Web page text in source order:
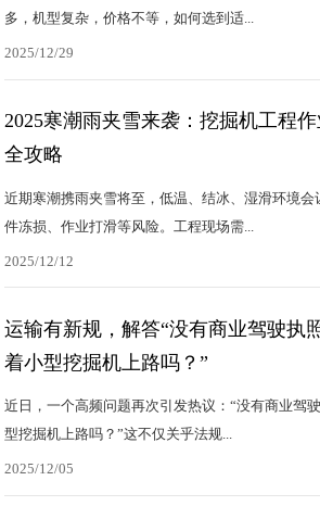
多，机型复杂，价格不等，如何选到适...
2025/12/29
2025寒潮雨夹雪来袭：挖掘机工程
全攻略
近期寒潮携雨夹雪将至，低温、结冰、湿滑环境
件冻损、作业打滑等风险。工程现场需...
2025/12/12
运输有新规，解答“没有商业驾驶执
着小型挖掘机上路吗？”
近日，一个高频问题再次引发热议：“没有商业驾
型挖掘机上路吗？”这不仅关乎法规...
2025/12/05